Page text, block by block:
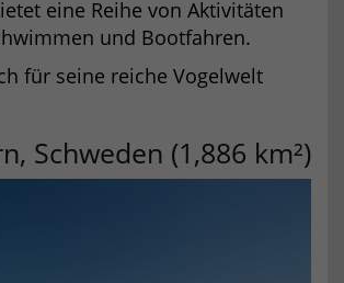
eine Reihe von Aktivitäten
und Bootfahren.
für seine reiche Vogelwelt
Schweden (1,886 km²)